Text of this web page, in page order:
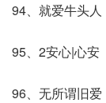
94、就爱牛头人
95、2安心|心安
96、无所谓旧爱